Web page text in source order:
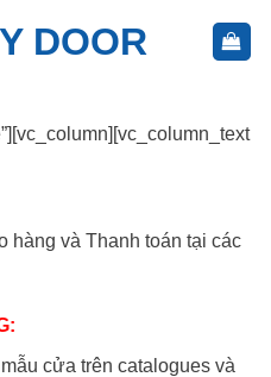
hàng và Thanh toán tại các
cửa trên catalogues và